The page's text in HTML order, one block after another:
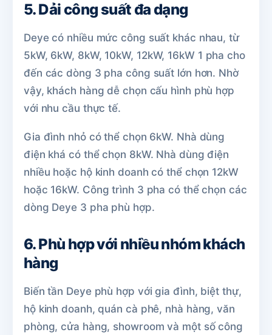
5. Dải công suất đa dạng
Deye có nhiều mức công suất khác nhau, từ
5kW, 6kW, 8kW, 10kW, 12kW, 16kW 1 pha cho
đến các dòng 3 pha công suất lớn hơn. Nhờ
vậy, khách hàng dễ chọn cấu hình phù hợp
với nhu cầu thực tế.
Gia đình nhỏ có thể chọn 6kW. Nhà dùng
điện khá có thể chọn 8kW. Nhà dùng điện
nhiều hoặc hộ kinh doanh có thể chọn 12kW
hoặc 16kW. Công trình 3 pha có thể chọn các
dòng Deye 3 pha phù hợp.
6. Phù hợp với nhiều nhóm khách
hàng
Biến tần Deye phù hợp với gia đình, biệt thự,
hộ kinh doanh, quán cà phê, nhà hàng, văn
phòng, cửa hàng, showroom và một số công